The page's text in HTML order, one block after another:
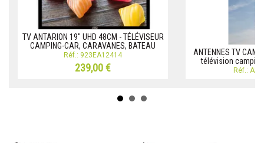
TV ANTARION 19" UHD 48CM - TÉLÉVISEUR
CAMPING-CAR, CARAVANES, BATEAU
Réf.: 923EA12414
239,00 €
ANTENNES TV
télévision
Réf.: